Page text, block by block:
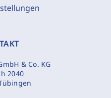
& Co. KG
2040